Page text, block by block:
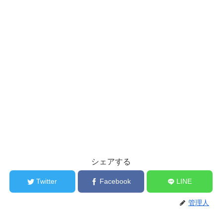
シェアする
Twitter Facebook LINE
管理人